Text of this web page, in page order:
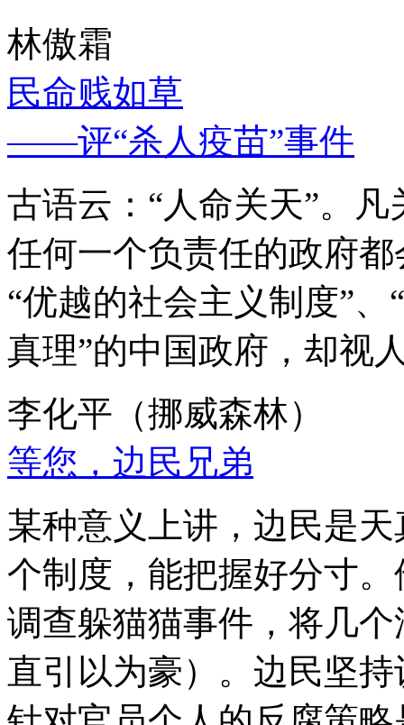
林傲霜
民命贱如草
——评“杀人疫苗”事件
古语云：“人命关天”。
任何一个负责任的政府
“优越的社会主义制度”
真理”的中国政府，却视
李化平（挪威森林）
等您，边民兄弟
某种意义上讲，边民是
个制度，能把握好分寸
调查躲猫猫事件，将几
直引以为豪）。边民坚